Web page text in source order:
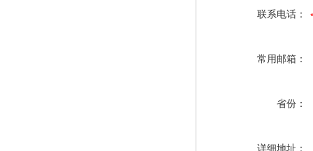
联系电话：
常用邮箱：
省份：
详细地址：